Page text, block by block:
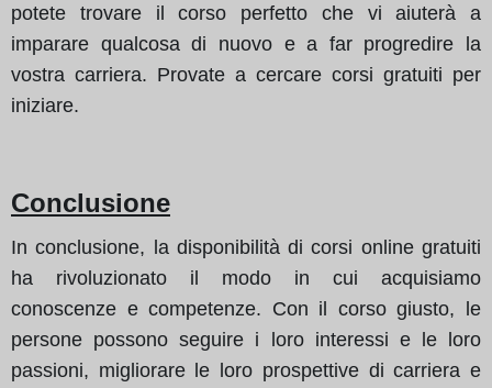
potete trovare il corso perfetto che vi aiuterà a
imparare qualcosa di nuovo e a far progredire la
vostra carriera. Provate a cercare corsi gratuiti per
iniziare.
Conclusione
In conclusione, la disponibilità di corsi online gratuiti
ha rivoluzionato il modo in cui acquisiamo
conoscenze e competenze. Con il corso giusto, le
persone possono seguire i loro interessi e le loro
passioni, migliorare le loro prospettive di carriera e